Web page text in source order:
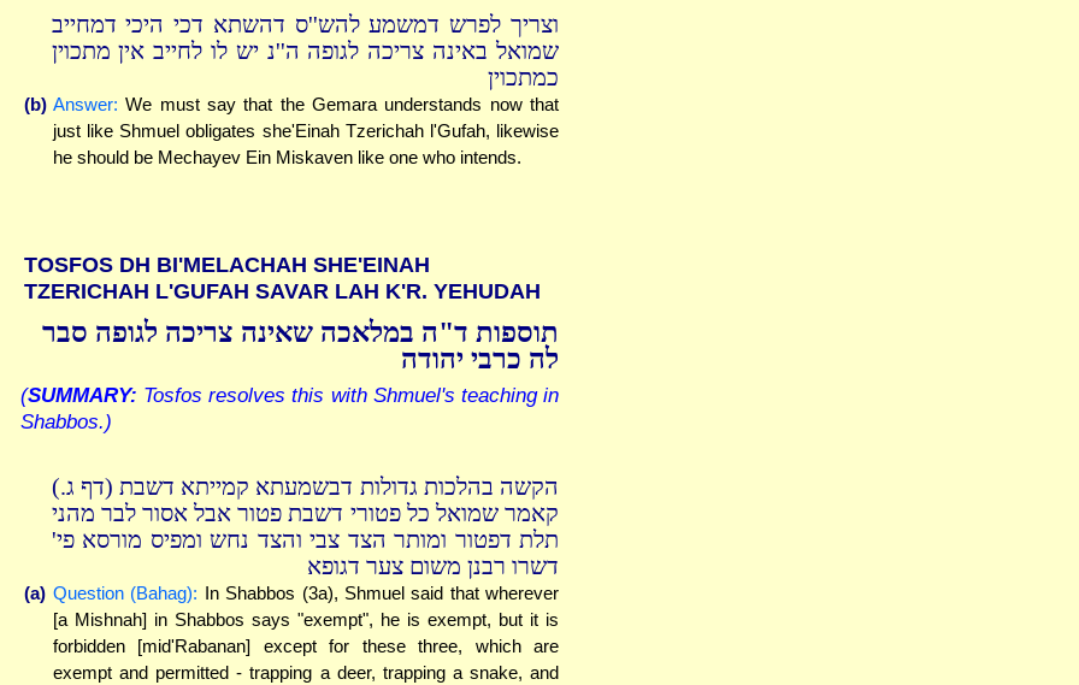
וצריך לפרש דמשמע להש''ס דהשתא דכי היכי דמחייב
שמואל באינה צריכה לגופה ה''נ יש לו לחייב אין מתכוין
כמתכוין
(b) Answer: We must say that the Gemara understands now that
just like Shmuel obligates she'Einah Tzerichah l'Gufah, likewise
he should be Mechayev Ein Miskaven like one who intends.
TOSFOS DH BI'MELACHAH SHE'EINAH
TZERICHAH L'GUFAH SAVAR LAH K'R. YEHUDAH
תוספות ד"ה במלאכה שאינה צריכה לגופה סבר
לה כרבי יהודה
(SUMMARY: Tosfos resolves this with Shmuel's teaching in
Shabbos.)
הקשה בהלכות גדולות דבשמעתא קמייתא דשבת (דף ג.)
קאמר שמואל כל פטורי דשבת פטור אבל אסור לבר מהני
תלת דפטור ומותר הצד צבי והצד נחש ומפיס מורסא פי'
דשרו רבנן משום צער דגופא
(a) Question (Bahag): In Shabbos (3a), Shmuel said that wherever
[a Mishnah] in Shabbos says "exempt", he is exempt, but it is
forbidden [mid'Rabanan] except for these three, which are
exempt and permitted - trapping a deer, trapping a snake, and